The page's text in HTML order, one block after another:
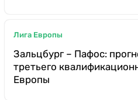
Лига Европы
Зальцбург – Пафос:
третьего
Европы